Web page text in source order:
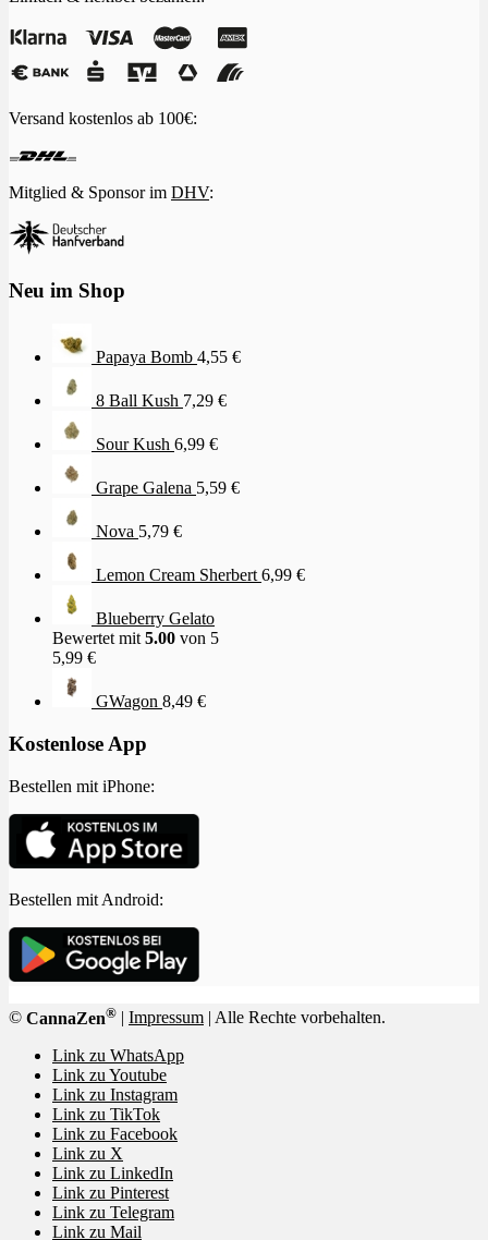
Versand kostenlos ab 100€:
Mitglied & Sponsor im DHV:
Neu im Shop
Papaya Bomb 4,55 €
8 Ball Kush 7,29 €
Sour Kush 6,99 €
Grape Galena 5,59 €
Nova 5,79 €
Lemon Cream Sherbert 6,99 €
Blueberry Gelato
Bewertet mit 5.00 von 5
5,99 €
GWagon 8,49 €
Kostenlose App
Bestellen mit iPhone:
Bestellen mit Android:
© CannaZen® Impressum | Alle Rechte vorbehalten.
Link zu WhatsApp
Link zu Youtube
Link zu Instagram
Link zu TikTok
Link zu Facebook
Link zu X
Link zu LinkedIn
Link zu Pinterest
Link zu Telegram
Link zu Mail